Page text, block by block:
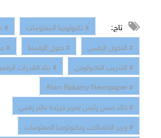
تاج: # تكنولوجيا المعلومات
#
# التحول الرقمي
# حلول الرقمنة
#
# التدريب التكنولوجي
# بناء القدرات
# Alam Rakamy Newspaper
# خالد حسن رئيس تحرير جريدة عالم رقمي
# وزير الاتصالات وتكنولوجيا المعلومات